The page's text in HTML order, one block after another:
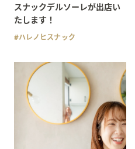
スナックデルソーレが出店い
たします！
ハレノヒスナック